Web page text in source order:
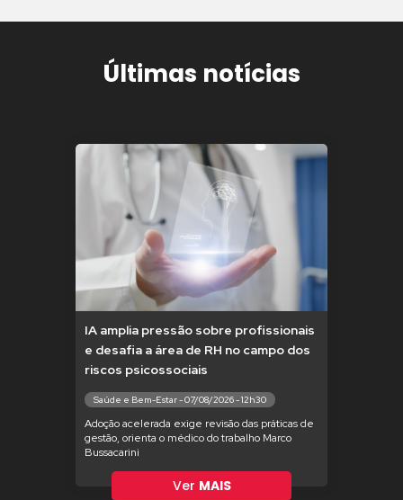
Últimas notícias
IA amplia pressão sobre profissionais
e desafia a área de RH no campo dos
riscos psicossociais
Saúde e Bem-Estar - 07/08/2026 - 12h30
Adoção acelerada exige revisão das práticas de
gestão, orienta o médico do trabalho Marco
Bussacarini
Ver MAIS